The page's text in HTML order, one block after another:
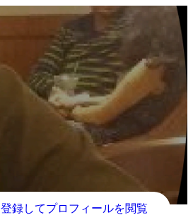
登録してプロフィールを閲覧